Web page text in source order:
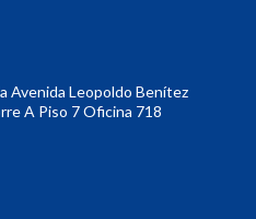
Avenida Leopoldo Benítez
A Piso 7 Oficina 718